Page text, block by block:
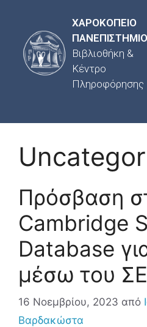
ΧΑΡΟΚΟΠΕΙΟ
ΠΑΝΕΠΙΣΤΗΜΙΟ
Βιβλιοθήκη &
Κέντρο
Πληροφόρησης
Πρόσβαση
Cambridge
Database
μέσω του
16 Νοεμβρίου, 2023 από
Βαρδακώστα